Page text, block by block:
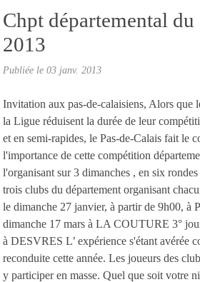
Chpt départemental du
2013
Publiée le 03 janv. 2013
Invitation aux pas-de-calaisiens, Alors que
la Ligue réduisent la durée de leur
et en semi-rapides, le Pas-de-Calais fait le
l'importance de cette compétition
l'organisant sur 3 dimanches , en six
trois clubs du département organisant
le dimanche 27 janvier, à partir de 9h00, à
dimanche 17 mars à LA COUTURE 3°
à DESVRES L’ expérience s'étant avérée
reconduite cette année. Les joueurs des
y participer en masse. Quel que soit votre